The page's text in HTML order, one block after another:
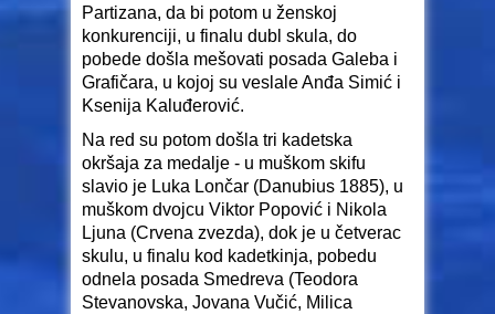
Partizana, da bi potom u ženskoj
konkurenciji, u finalu dubl skula, do
pobede došla mešovati posada Galeba i
Grafičara, u kojoj su veslale Anđa Simić i
Ksenija Kaluđerović.
Na red su potom došla tri kadetska
okršaja za medalje - u muškom skifu
slavio je Luka Lončar (Danubius 1885), u
muškom dvojcu Viktor Popović i Nikola
Ljuna (Crvena zvezda), dok je u četverac
skulu, u finalu kod kadetkinja, pobedu
odnela posada Smedreva (Teodora
Stevanovska, Jovana Vučić, Milica